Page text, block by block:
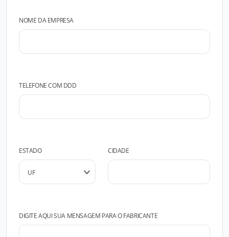
NOME DA EMPRESA
TELEFONE COM DDD
ESTADO CIDADE
DIGITE AQUI SUA MENSAGEM PARA O FABRICANTE